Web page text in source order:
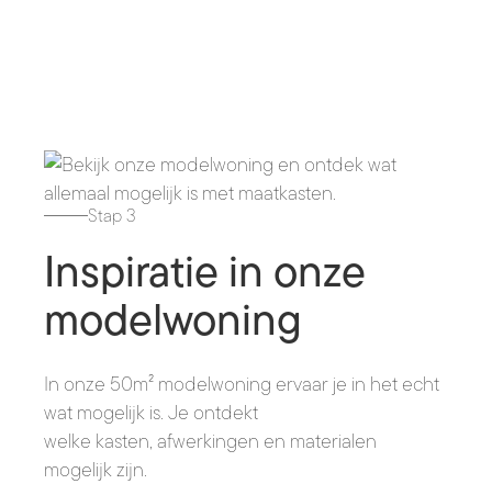
Stap 3
Inspiratie in onze
modelwoning
In onze 50m² modelwoning ervaar je in het echt
wat mogelijk is. Je ontdekt
welke kasten, afwerkingen en materialen
mogelijk zijn.